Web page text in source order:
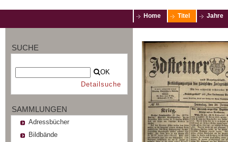
Home Titel Jahre
SUCHE
OK
Detailsuche
SAMMLUNGEN
Adressbücher
Bildbände